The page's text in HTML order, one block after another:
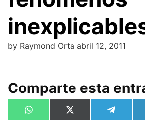
by Raymond Orta abril 12, 2011
Comparte esta
Compartir
en
W
h
Compartir
en
X
(
en
e